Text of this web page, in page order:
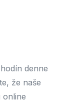
denne
že naše
online